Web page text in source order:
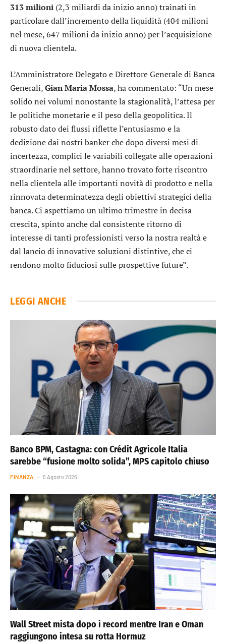
313 milioni (2,3 miliardi da inizio anno) trainati in
particolare dall’incremento della liquidità (404 milioni
nel mese, 647 milioni da inizio anno) per l’acquisizione
di nuova clientela.
L’Amministratore Delegato e Direttore Generale di Banca
Generali,Gian Maria Mossa, ha commentato: “Un mese
solido nei volumi nonostante la stagionalità, l’attesa per
le politiche monetarie e il peso della geopolitica. Il
robusto dato dei flussi riflette l’entusiasmo e la
dedizione dai nostri banker che dopo diversi mesi di
incertezza, complici le variabili collegate alle operazioni
straordinarie nel settore, hanno trovato forte riscontro
nella clientela alle importanti novità di prodotto e nella
rinnovata determinatezza degli obiettivi strategici della
banca. Ci aspettiamo un ultimo trimestre in decisa
crescita, spinto anche dal consistente ritorno di
interesse di tanti professionisti verso la nostra realtà e
dal lancio di innovative soluzioni distintive, che ci
rendono molto fiduciosi sulle prospettive future”.
LEGGI ANCHE
Banco BPM, Castagna: con Crédit Agricole Italia
sarebbe “fusione molto solida”, MPS capitolo chiuso
FINANZA 5 Agosto 2026
Wall Street mista dopo i record mentre Iran e Oman
raggiungono intesa su rotta Hormuz